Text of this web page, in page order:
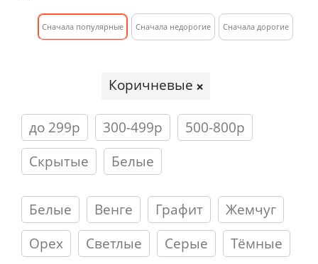
Cначала популярные Сначала недорогие Cначала дорогие
Коричневые
до 299р 300-499р
500-800р
Скрытые
Белые
Белые Венге Графит
Жемчуг
Орех
Светлые Серые Тёмные